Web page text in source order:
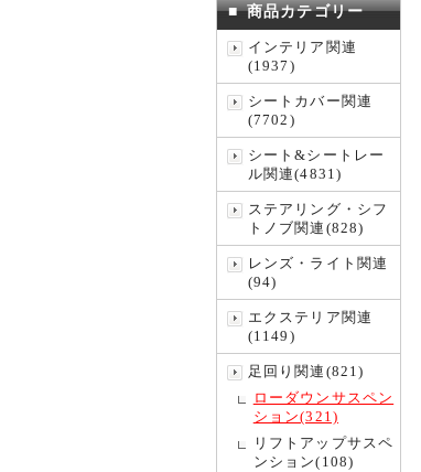
■ 商品カテゴリー
インテリア関連
(1937)
シートカバー関連
(7702)
シート&シートレー
ル関連(4831)
ステアリング・シフ
トノブ関連(828)
レンズ・ライト関連
(94)
エクステリア関連
(1149)
足回り関連(821)
ローダウンサスペン
ション(321)
リフトアップサスペ
ンション(108)